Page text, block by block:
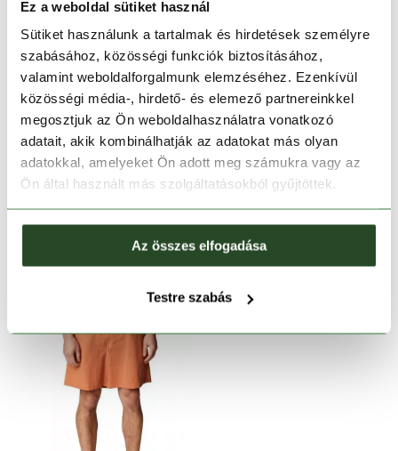
Ez a weboldal sütiket használ
Sütiket használunk a tartalmak és hirdetések személyre
szabásához, közösségi funkciók biztosításához,
valamint weboldalforgalmunk elemzéséhez. Ezenkívül
közösségi média-, hirdető- és elemező partnereinkkel
megosztjuk az Ön weboldalhasználatra vonatkozó
adatait, akik kombinálhatják az adatokat más olyan
adatokkal, amelyeket Ön adott meg számukra vagy az
Ön által használt más szolgáltatásokból gyűjtöttek.
Az összes elfogadása
Testre szabás
-50%
PFG Rambler Printed
21 990 Ft 10 990 Ft
XL
CSAK ONLINE
-50%
Backcast IV Water Short
15 990 Ft 7 990 Ft